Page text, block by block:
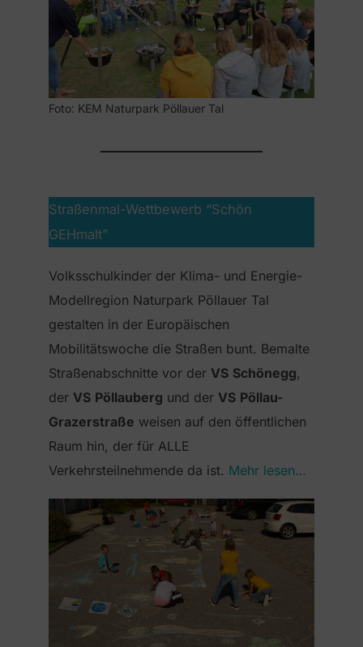
Foto: KEM Naturpark Pöllauer Tal
Straßenmal-Wettbewerb “Schön
GEHmalt”
Volksschulkinder der Klima- und Energie-
Modellregion Naturpark Pöllauer Tal
gestalten in der Europäischen
Mobilitätswoche die Straßen bunt. Bemalte
Straßenabschnitte vor der VS Schönegg,
der VS Pöllauberg und der VS Pöllau-
Grazerstraße weisen auf den öffentlichen
Raum hin, der für ALLE
Verkehrsteilnehmende da ist. Mehr lesen…